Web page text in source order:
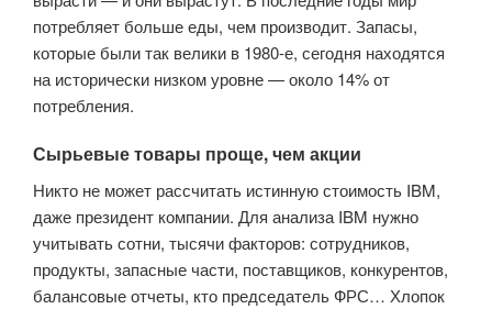
потребляет больше еды, чем производит. Запасы,
которые были так велики в 1980-е, сегодня находятся
на исторически низком уровне — около 14% от
потребления.
Сырьевые товары проще, чем акции
Никто не может рассчитать истинную стоимость IBM,
даже президент компании. Для анализа IBM нужно
учитывать сотни, тысячи факторов: сотрудников,
продукты, запасные части, поставщиков, конкурентов,
балансовые отчеты, кто председатель ФРС… Хлопок